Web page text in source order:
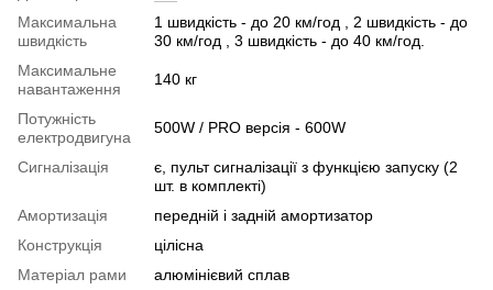
Максимальна
швидкість
1 швидкість - до 20 км/год , 2 швидкість - до
30 км/год , 3 швидкість - до 40 км/год.
Максимальне
навантаження
140 кг
Потужність
електродвигуна
500W / PRO версія - 600W
Сигналізація
є, пульт сигналізації з функцією запуску (2
шт. в комплекті)
Амортизація
передній і задній амортизатор
Конструкція
цілісна
Матеріал рами
алюмінієвий сплав